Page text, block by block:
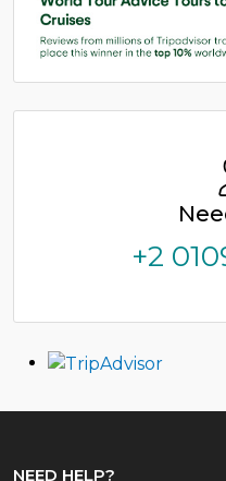
+2
NEED HELP?